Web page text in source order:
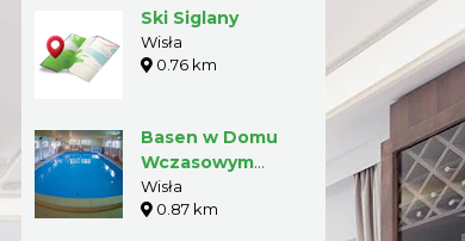
Ski Siglany
Wisła
0.76 km
Basen w Domu
Wczasowym
"Beskidy"
Wisła
0.87 km